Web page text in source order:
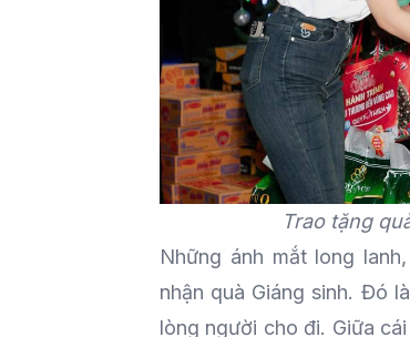
Trao tặng
Những ánh mắt long
nhận quà Giáng sinh. Đó
lòng người cho đi. Giữa